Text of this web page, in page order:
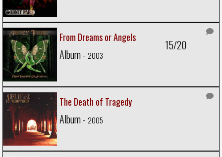
From Dreams or Angels
Album - 2003
15/20
The Death of Tragedy
Album - 2005